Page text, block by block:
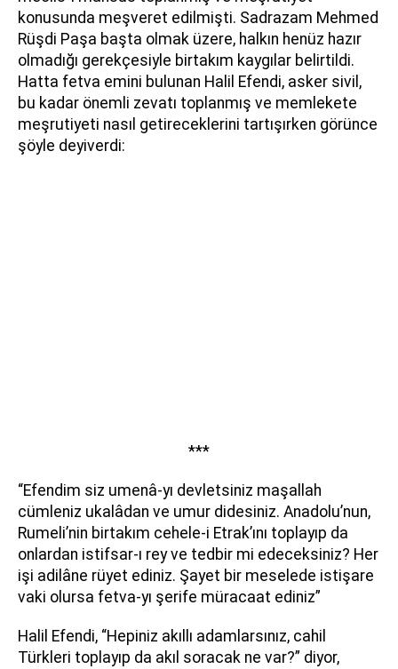
konusunda meşveret edilmişti. Sadrazam Mehmed
Rüşdi Paşa başta olmak üzere, halkın henüz hazır
olmadığı gerekçesiyle birtakım kaygılar belirtildi.
Hatta fetva emini bulunan Halil Efendi, asker sivil,
bu kadar önemli zevatı toplanmış ve memlekete
meşrutiyeti nasıl getireceklerini tartışırken görünce
şöyle deyiverdi:
***
“Efendim siz umenâ-yı devletsiniz maşallah
cümleniz ukalâdan ve umur didesiniz. Anadolu’nun,
Rumeli’nin birtakım cehele-i Etrak’ını toplayıp da
onlardan istifsar-ı rey ve tedbir mi edeceksiniz? Her
işi adilâne rüyet ediniz. Şayet bir meselede istişare
vaki olursa fetva-yı şerife müracaat ediniz”
Halil Efendi, “Hepiniz akıllı adamlarsınız, cahil
Türkleri toplayıp da akıl soracak ne var?” diyor,